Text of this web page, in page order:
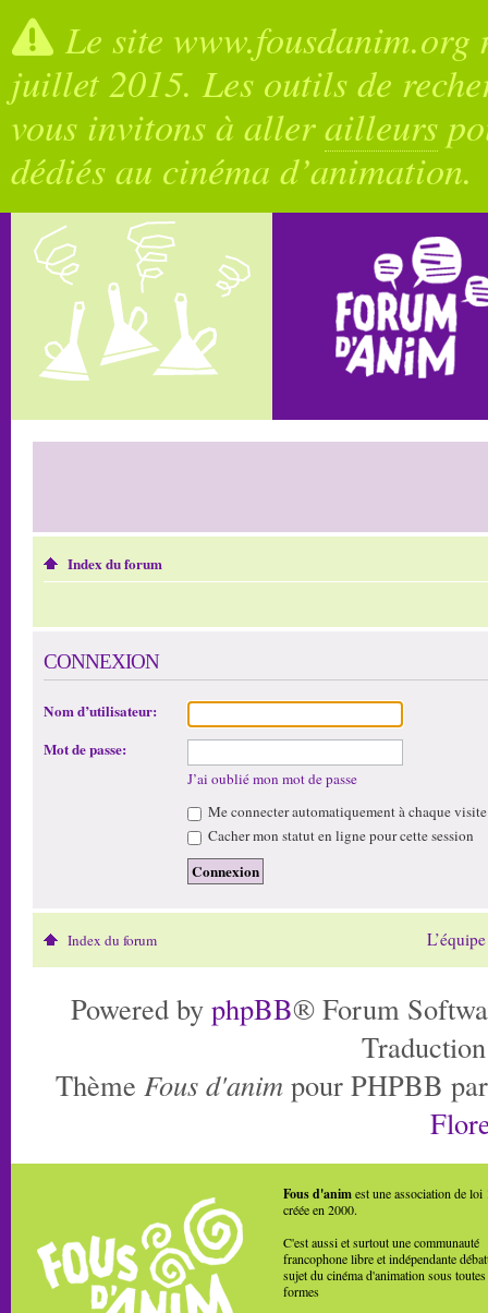
Le site
juillet 2015. Les outils de
vous invitons à allerailleurs
dédiés au cinéma d’animation.
Index du forum
CONNEXION
Nom d’utilisateur:
Mot de passe:
J’ai oublié mon mot de passe
Me connecter automatiquement à chaque visite
Cacher mon statut en ligne pour cette session
Index du forum
Powered by phpBB® Forum
Thème Fous d'anim pour PHPBB
Fous d'animest une association de loi
créée en 2000.
C'est aussi et surtout une communauté
francophone libre et indépendante
sujet du cinéma d'animation sous toutes
formes